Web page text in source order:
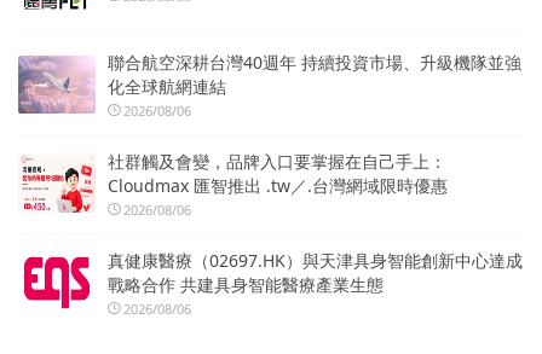
聯合航空深耕台灣40週年 持續投資市場、升級機隊並強
化全球航網連結
2026/08/06
社群觸及會變，品牌入口要掌握在自己手上：
Cloudmax 匯智推出 .tw／.台灣網域限時優惠
2026/08/06
真健康醫療（02697.HK）與天津具身智能創新中心達成
戰略合作 共建具身智能醫療產業生態
2026/08/06